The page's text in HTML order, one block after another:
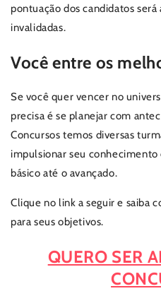
pontuação dos candidatos
invalidadas.
Você entre os
Se você quer vencer no
precisa é se planejar com
Concursos temos diversas
impulsionar seu
básico até o avançado.
Clique no link a seguir e saiba
para seus objetivos.
QUERO SER